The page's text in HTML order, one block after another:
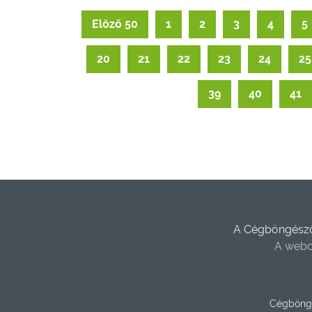
Előző 50 1 2 3 4 5
20 21 22 23 24 25
39 40 41
A
A